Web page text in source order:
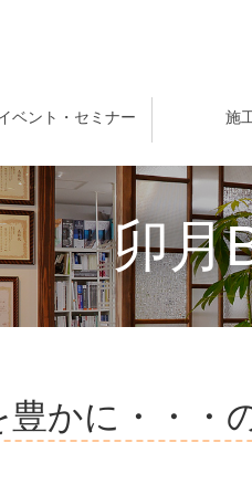
ベント・セミナー 施
卯月
豊かに・・・